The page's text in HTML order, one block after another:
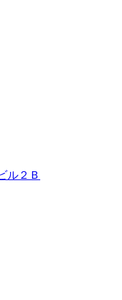
ル２Ｂ